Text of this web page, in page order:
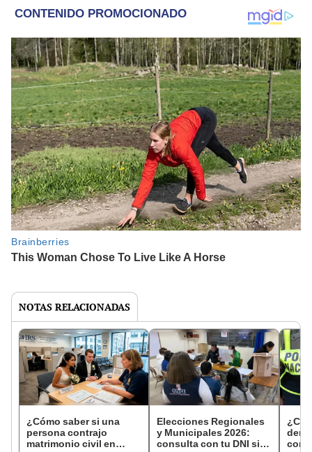
NOTAS RELACIONADAS
¿Cómo saber si una
persona contrajo
matrimonio civil en
Elecciones Regionales
y Municipales 2026:
consulta con tu DNI si
con